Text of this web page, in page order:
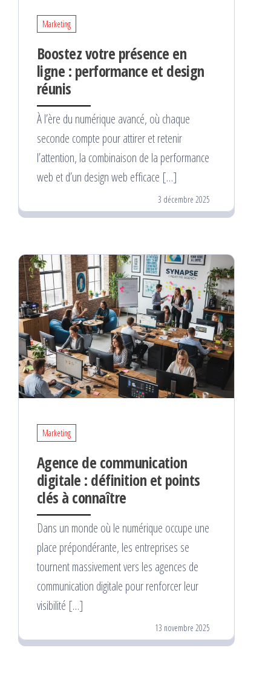
Marketing
Boostez votre présence en
ligne : performance et design
réunis
À l’ère du numérique avancé, où chaque
seconde compte pour attirer et retenir
l’attention, la combinaison de la performance
web et d’un design web efficace […]
3 décembre 2025
Marketing
Agence de communication
digitale : définition et points
clés à connaître
Dans un monde où le numérique occupe une
place prépondérante, les entreprises se
tournent massivement vers les agences de
communication digitale pour renforcer leur
visibilité […]
13 novembre 2025